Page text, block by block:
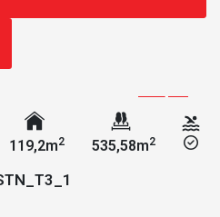
119,2m2 535,58m2